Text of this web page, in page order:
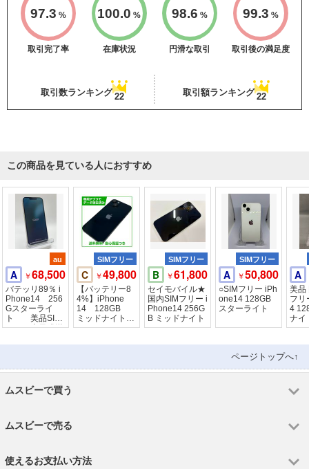
97.3 %
取引完了率
100.0 %
在庫状況
98.6 %
円滑な取引
99.3 %
取引後の満足度
取引数ランキング 22 取引額ランキング 22
この商品を見ている人におすすめ
au
A ￥68,500
バテッリ89％ i
Phone14 256
Gスターライ
ト 美品SIM
フリー当日発送
SIMフリー
C ￥49,800
【バッテリー8
4%】iPhone
14 128GB
ミッドナイト
SIMフリー ド
SIMフリー
B ￥61,800
セイモバイル★
国内SIMフリー i
Phone14 256G
B ミッドナイト
SIMフリー
A ￥50,800
○SIMフリー iPh
one14 128GB
スターライト
A
美品
フリ
4
ナイ
ページトップへ↑
ムスビーで買う
ムスビーで売る
使えるお支払い方法